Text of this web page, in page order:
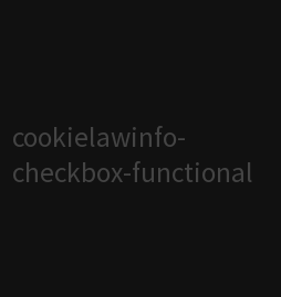
cookielawinfo-
checkbox-functional